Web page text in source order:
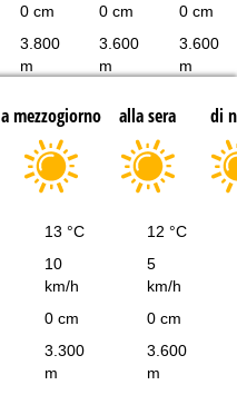
0 cm 0 cm 0 cm
3.800
m
3.600
m
3.600
m
a mezzogiorno alla sera di
13 °C 12 °C
10
km/h
5
km/h
0 cm 0 cm
3.300
m
3.600
m